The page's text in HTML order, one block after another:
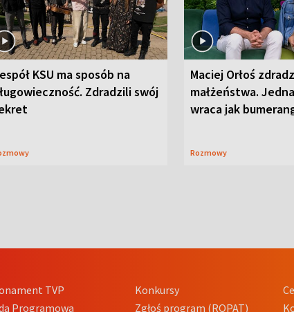
KSU ma sposób na
Zdradzili swój
Maciej Orłoś
małżeństwa.
wraca jak
Rozmowy
TVP
Programowa
Konkursy
Zgłoś program (ROPAT)